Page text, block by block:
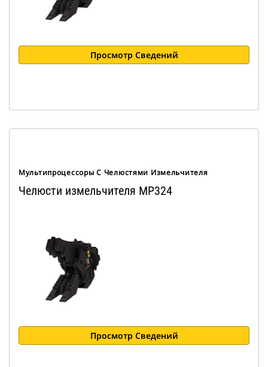
Просмотр Сведений
Мультипроцессоры С Челюстями Измельчителя
Челюсти измельчителя MP324
Просмотр Сведений